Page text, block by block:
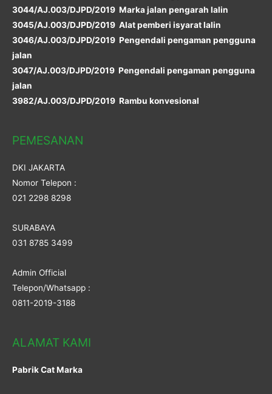
3044/AJ.003/DJPD/2019 Marka jalan pengarah lalin
3045/AJ.003/DJPD/2019 Alat pemberi isyarat lalin
3046/AJ.003/DJPD/2019 Pengendali pengaman pengguna
jalan
3047/AJ.003/DJPD/2019 Pengendali pengaman pengguna
jalan
3982/AJ.003/DJPD/2019 Rambu konvesional
PEMESANAN
DKI JAKARTA
Nomor Telepon :
021 2298 8298
SURABAYA
031 8785 3499
Admin Official
Telepon/Whatsapp :
0811-2019-3188
ALAMAT KAMI
Pabrik Cat Marka